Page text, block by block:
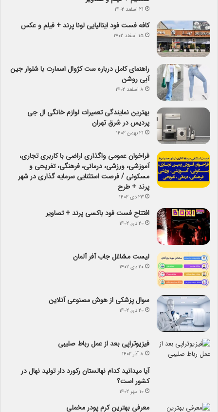
۲۱ اسفند ۱۴۰۲
کافه فست فود ایتالیایی لونا پرند + فیلم و عکس
۱۵ اسفند ۱۴۰۲
راهنمای کامل درباره ست کژوال اسمارت با شلوار جین
آبی روشن
۸ اسفند ۱۴۰۲
بهترین نمایندگی تعمیرات لوازم خانگی ال جی
پردیس در شرق تهران
۲۱ بهمن ۱۴۰۲
فراخوان عمومی واگذاری اراضی با کاربری تجاری،
آموزشی، ورزشی، درمانی، فرهنگی، تفریحی و
مسکونی / فرصت استثنایی سرمایه گذاری در شهر
پرند + طرح
۲۳ دی ۱۴۰۲
افتتاح فست فود باکسی پرند + تصاویر
۲۰ دی ۱۴۰۲
لیست مشاغل جاب آفر آلمان
۲۰ دی ۱۴۰۲
سوال پزشکی از هوش مصنوعی آنلاین
۲۰ دی ۱۴۰۲
فیزیوتراپی بعد از عمل رباط صلیبی
۸ آذر ۱۴۰۲
آیا می­دانید کدام نهالستان رکورد دار تولید نهال­ در
کشور است؟
۱۰ مهر ۱۴۰۲
معرفی بهترین کرم پودر مخملی